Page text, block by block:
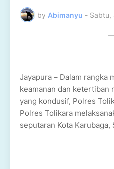
by Abimanyu - Sabtu,
Jayapura – Dalam rangka
keamanan dan ketertiban
yang kondusif, Polres
Polres Tolikara
seputaran Kota